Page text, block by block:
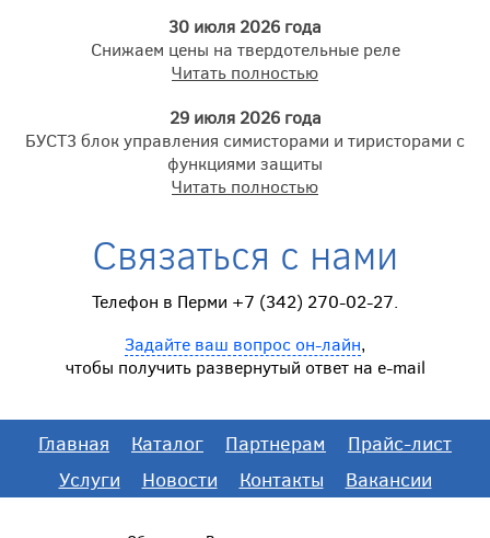
30 июля 2026 года
Снижаем цены на твердотельные реле
Читать полностью
29 июля 2026 года
БУСТ3 блок управления симисторами и тиристорами с
функциями защиты
Читать полностью
Связаться с нами
Телефон в Перми +7 (342) 270-02-27.
Задайте ваш вопрос он-лайн,
чтобы получить развернутый ответ на e-mail
Главная Каталог Партнерам
Прайс-лист
Услуги
Новости Контакты Вакансии